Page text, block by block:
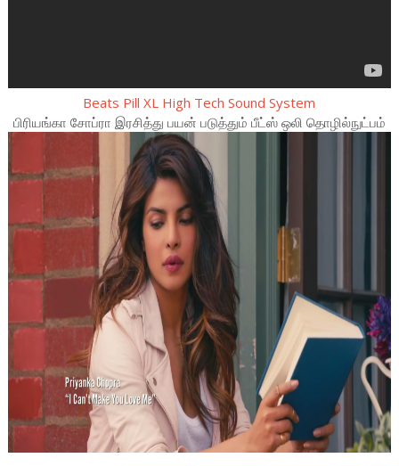
Beats Pill XL High Tech Sound System
பிரியங்கா சோப்ரா இரசித்து பயன் படுத்தும் பீட்ஸ் ஒலி தொழில்நுட்பம்